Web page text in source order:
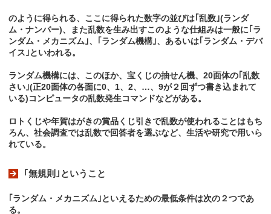
のように得られる、ここに得られた数字の並びは｢乱数｣(ランダ
ム・ナンバー)、また乱数を生み出すこのような仕組みは一般に｢ラ
ンダム・メカニズム｣、｢ランダム機構｣、あるいは｢ランダム・デバ
イス｣といわれる。
ランダム機構には、このほか、宝くじの抽せん機、20面体の｢乱数
さい｣(正20面体の各面に0、1、2、…、9が２回ずつ書き込まれて
いる)コンピュータの乱数発生コマンドなどがある。
ロトくじや年賀はがきの賞品くじ引きで乱数が使われることはもち
ろん、社会調査では乱数で回答者を選ぶなど、生活や研究で用いら
れている。
｢無規則｣ということ
｢ランダム・メカニズム｣といえるための最低条件は次の２つであ
る。